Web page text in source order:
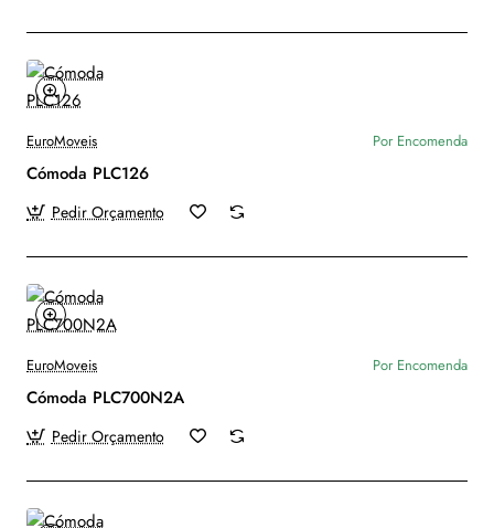
EuroMoveis Por Encomenda
Cómoda PLC126
Pedir Orçamento
EuroMoveis Por Encomenda
Cómoda PLC700N2A
Pedir Orçamento